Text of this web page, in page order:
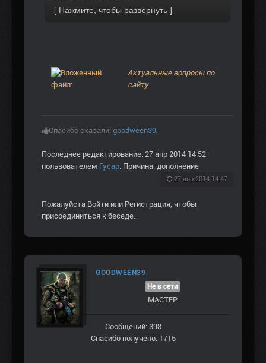
Актуальные вопросы по
сайту
Спасибо сказали: goodween39
Последнее редактирование: 27 апр 2014 14:52
пользователем Гусар . Причина: дополнение
27 апр 2014 14:47
Пожалуйста Войти или Регистрация , чтобы
присоединиться к беседе.
GOODWEEN39
Не в сети
МАСТЕР
Сообщений: 398
Спасибо получено: 1715